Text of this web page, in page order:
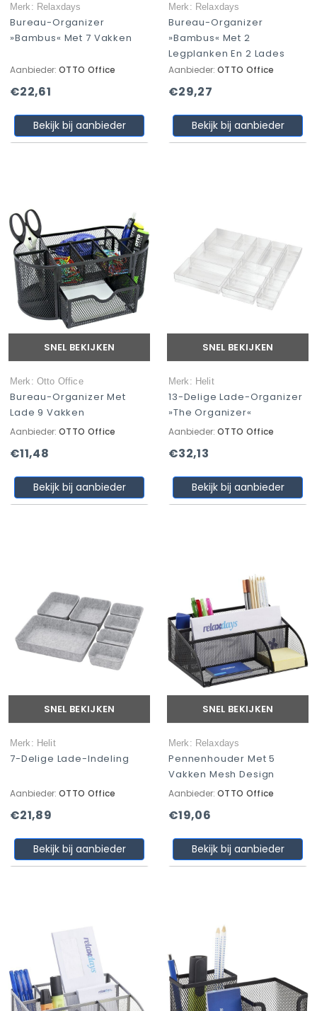
Merk: Relaxdays
Bureau-Organizer
»Bambus« Met 7 Vakken
Aanbieder: OTTO Office
€22,61
Bekijk bij aanbieder
Merk: Relaxdays
Bureau-Organizer
»Bambus« Met 2
Legplanken En 2 Lades
Aanbieder: OTTO Office
€29,27
Bekijk bij aanbieder
SNEL BEKIJKEN
Merk: Otto Office
Bureau-Organizer Met
Lade 9 Vakken
Aanbieder: OTTO Office
€11,48
Bekijk bij aanbieder
SNEL BEKIJKEN
Merk: Helit
13-Delige Lade-Organizer
»the Organizer«
Aanbieder: OTTO Office
€32,13
Bekijk bij aanbieder
SNEL BEKIJKEN
Merk: Helit
7-Delige Lade-Indeling
Aanbieder: OTTO Office
€21,89
Bekijk bij aanbieder
SNEL BEKIJKEN
Merk: Relaxdays
Pennenhouder Met 5
Vakken Mesh Design
Aanbieder: OTTO Office
€19,06
Bekijk bij aanbieder